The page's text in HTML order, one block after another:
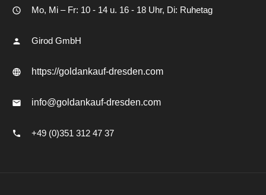
Mo, Mi – Fr: 10 - 14 u. 16 - 18 Uhr, Di: Ruhetag
Girod GmbH
https://goldankauf-dresden.com
info@goldankauf-dresden.com
+49 (0)351 312 47 37